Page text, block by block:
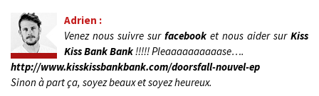
Adrien :
Venez nous suivre sur facebook et nous aider sur Kiss
Kiss Bank Bank!!!!! Pleaaaaaaaaaase….
http://www.kisskissbankbank.com/doorsfall-nouvel-ep
Sinon à part ça, soyez beaux et soyez heureux.